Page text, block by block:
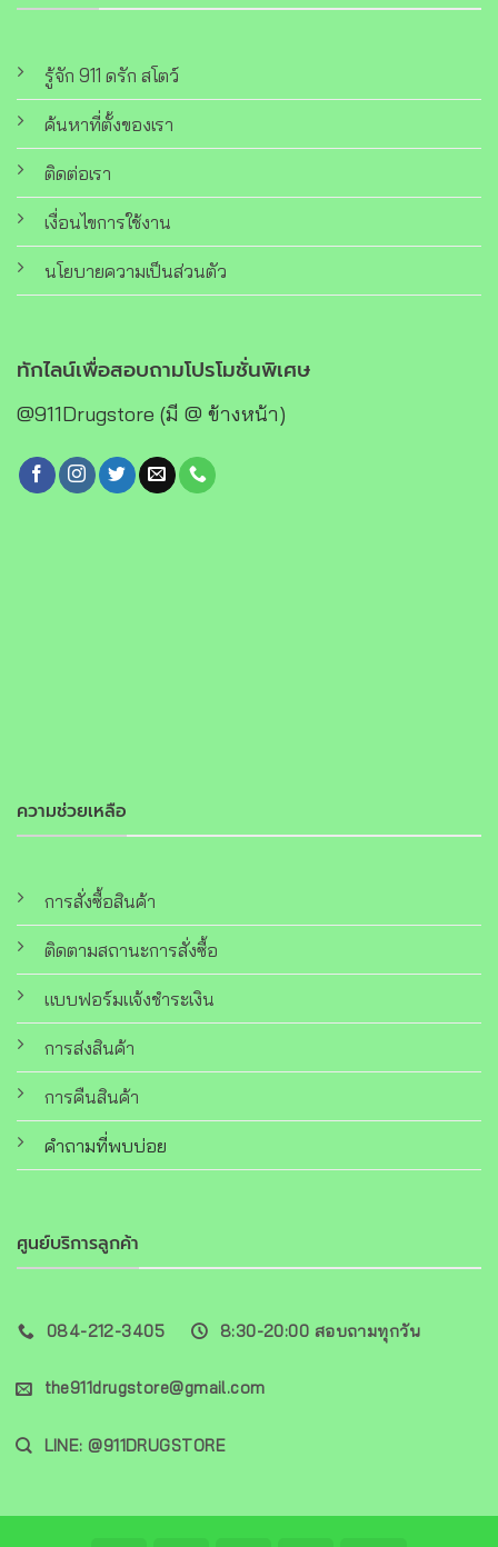
รู้จัก 911 ดรัก สโตว์
ค้นหาที่ตั้งของเรา
ติดต่อเรา
เงื่อนไขการใช้งาน
นโยบายความเป็นส่วนตัว
ความช่วยเหลือ
การสั่งซื้อสินค้า
ติดตามสถานะการสั่งซื้อ
แบบฟอร์มแจ้งชำระเงิน
การส่งสินค้า
การคืนสินค้า
คำถามที่พบบ่อย
ศูนย์บริการลูกค้า
084-212-3405 8:30-20:00 สอบถามทุกวัน
the911drugstore@gmail.com
LINE: @911DRUGSTORE
ทักไลน์เพื่อสอบถามโปรโมชั่นพิเศษ
@911Drugstore (มี @ ข้างหน้า)